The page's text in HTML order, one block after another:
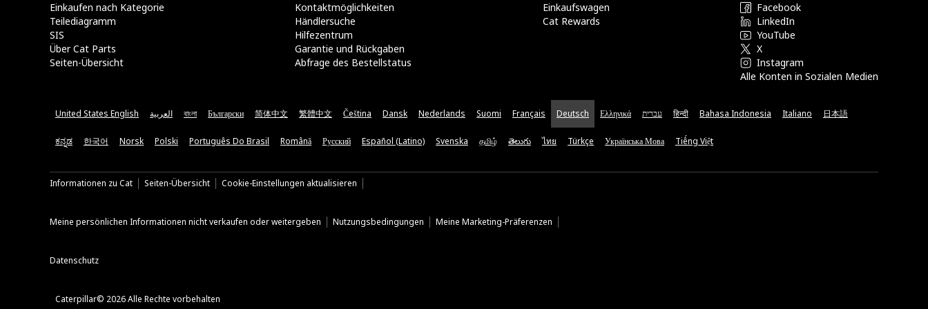
Einkaufen nach Kategorie
Teilediagramm
SIS
Über Cat Parts
Seiten-Übersicht
Kontaktmöglichkeiten​
Händlersuche
Hilfezentrum
Garantie und Rückgaben
Abfrage des Bestellstatus
Einkaufswagen
Cat Rewards
Facebook
LinkedIn
YouTube
X
Instagram
Alle Konten in Sozialen Medien
United States English العربية বাংলা Български 简体中文 繁體中文 Čeština Dansk Nederlands Suomi Français Deutsch Ελληνικά עברית हिन्दी Bahasa Indonesia Italiano 日本語
ಕನ್ನಡ 한국어 Norsk Polski Português Do Brasil Română Русский Español (Latino) Svenska தமிழ் తెలుగు ไทย Türkçe Українська Мова Tiếng Việt
Informationen zu Cat Seiten-Übersicht Cookie-Einstellungen aktualisieren
Meine persönlichen Informationen nicht verkaufen oder weitergeben Nutzungsbedingungen Meine Marketing-Präferenzen
Datenschutz
Caterpillar© 2026 Alle Rechte vorbehalten